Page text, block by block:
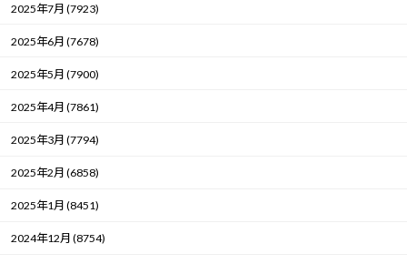
2025年7月 (7923)
2025年6月 (7678)
2025年5月 (7900)
2025年4月 (7861)
2025年3月 (7794)
2025年2月 (6858)
2025年1月 (8451)
2024年12月 (8754)